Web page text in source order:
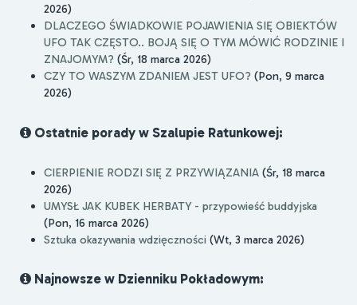
2026)
DLACZEGO ŚWIADKOWIE POJAWIENIA SIĘ OBIEKTÓW
UFO TAK CZĘSTO.. BOJĄ SIĘ O TYM MÓWIĆ RODZINIE I
ZNAJOMYM? (Śr, 18 marca 2026)
CZY TO WASZYM ZDANIEM JEST UFO? (Pon, 9 marca
2026)
Ostatnie porady w Szalupie Ratunkowej:
CIERPIENIE RODZI SIĘ Z PRZYWIĄZANIA (Śr, 18 marca
2026)
UMYSŁ JAK KUBEK HERBATY - przypowieść buddyjska
(Pon, 16 marca 2026)
Sztuka okazywania wdzięczności (Wt, 3 marca 2026)
Najnowsze w Dzienniku Pokładowym: